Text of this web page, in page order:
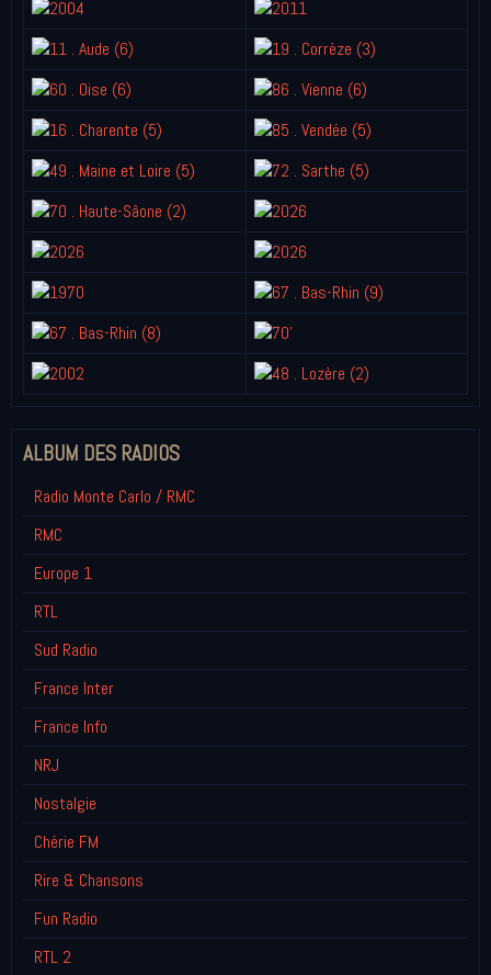
ALBUM DES RADIOS
Radio Monte Carlo / RMC
RMC
Europe 1
RTL
Sud Radio
France Inter
France Info
NRJ
Nostalgie
Chérie FM
Rire & Chansons
Fun Radio
RTL 2